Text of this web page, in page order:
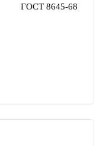
ГОСТ 8645-68